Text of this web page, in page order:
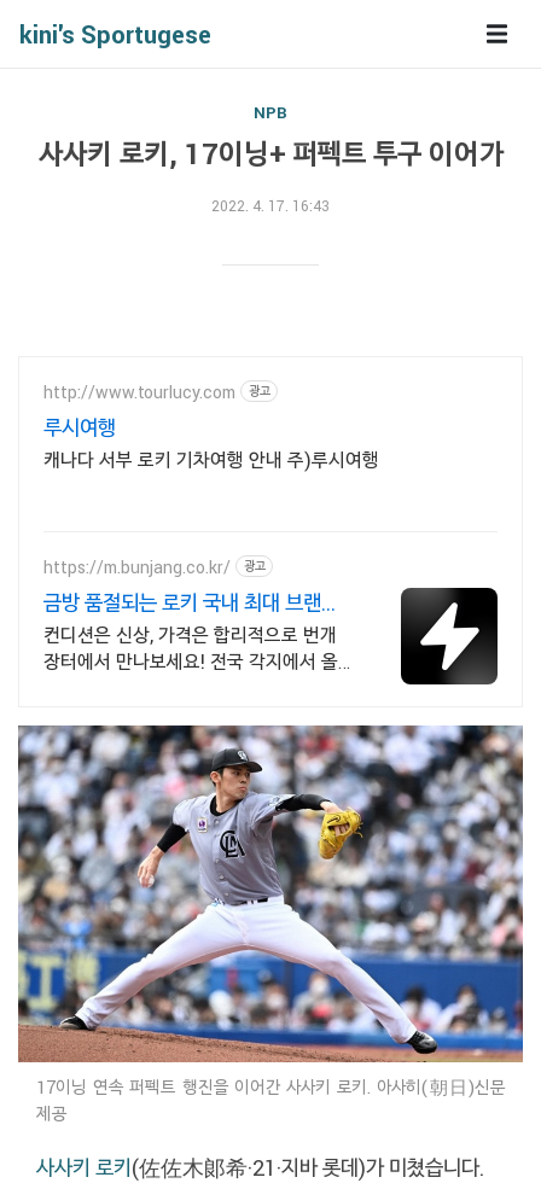
kini's Sportugese
NPB
사사키 로키, 17이닝+ 퍼펙트 투구 이어가
2022. 4. 17. 16:43
http://www.tourlucy.com 광고
루시여행
캐나다 서부 로키 기차여행 안내 주)루시여행
https://m.bunjang.co.kr/ 광고
금방 품절되는 로키 국내 최대 브랜드
중고거래
컨디션은 신상, 가격은 합리적으로 번개
장터에서 만나보세요! 전국 각지에서 올
17이닝 연속 퍼펙트 행진을 이어간 사사키 로키. 아사히(朝日)신문
제공
사사키 로키(佐佐木郞希·21·지바 롯데)가 미쳤습니다.